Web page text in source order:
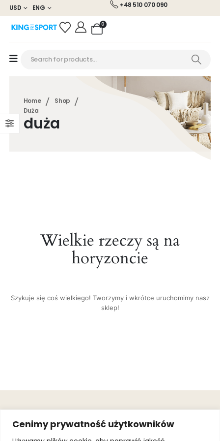
Cenimy prywatność użytkowników
USD ENG +48 510 070 090
0
Home
Shop
Duża
duża
Wielkie rzeczy są na
horyzoncie
Szykuje się coś wielkiego! Tworzymy i wkrótce uruchomimy nasz
sklep!
JOIN OUR
MAILING
OBSŁUGA
KLIENTA
Gwarancja
.
.